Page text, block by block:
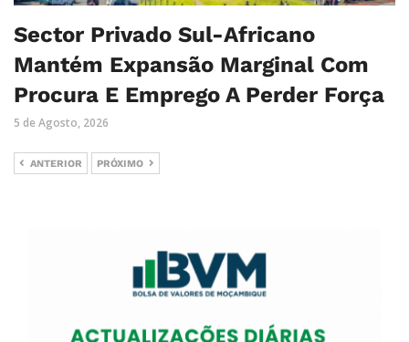
Sector Privado Sul-Africano
Mantém Expansão Marginal Com
Procura E Emprego A Perder Força
5 de Agosto, 2026
ANTERIOR PRÓXIMO